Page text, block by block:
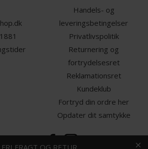
FRI FRAGT OG RETUR
LEVERING
Handels- og
leveringsbetingelser
Privatlivspolitik
Returnering og
fortrydelsesret
Reklamationsret
Kundeklub
Fortryd din ordre her
Opdater dit samtykke